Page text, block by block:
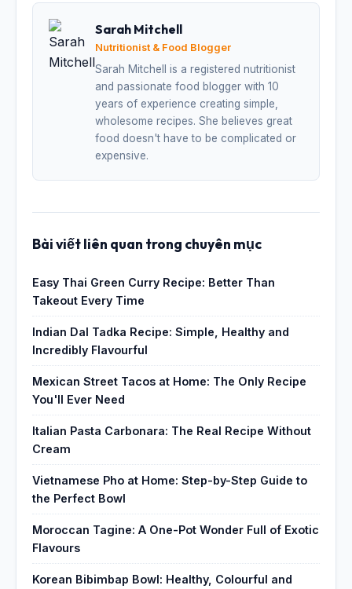
Sarah Mitchell
Nutritionist & Food Blogger
Sarah Mitchell is a registered nutritionist
and passionate food blogger with 10
years of experience creating simple,
wholesome recipes. She believes great
food doesn't have to be complicated or
expensive.
Bài viết liên quan trong chuyên mục
Easy Thai Green Curry Recipe: Better Than
Takeout Every Time
Indian Dal Tadka Recipe: Simple, Healthy and
Incredibly Flavourful
Mexican Street Tacos at Home: The Only Recipe
You'll Ever Need
Italian Pasta Carbonara: The Real Recipe Without
Cream
Vietnamese Pho at Home: Step-by-Step Guide to
the Perfect Bowl
Moroccan Tagine: A One-Pot Wonder Full of Exotic
Flavours
Korean Bibimbap Bowl: Healthy, Colourful and